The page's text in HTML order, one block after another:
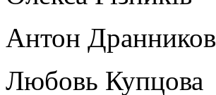
Антон Дранников
Любовь Купцова